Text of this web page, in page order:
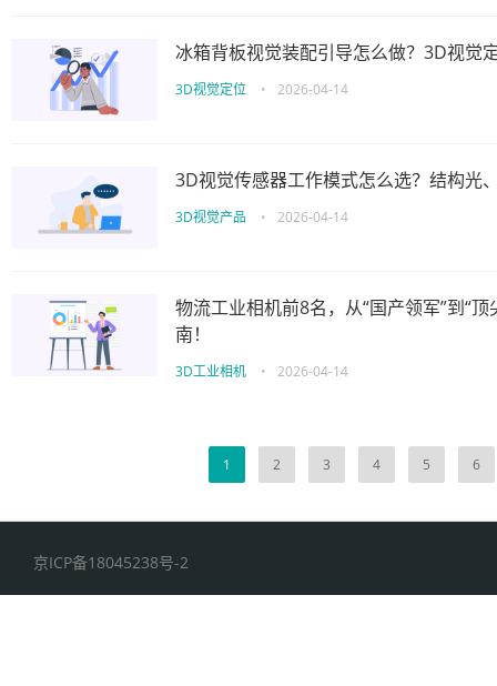
冰箱背板视觉装配引导怎么做？3D视觉
3D视觉定位 • 2026-04-14
3D视觉传感器工作模式怎么选？结构光
3D视觉产品 • 2026-04-14
物流工业相机前8名，从“国产领军”到“
南！
3D工业相机 • 2026-04-14
1 2 3 4 5 6
京ICP备18045238号-2